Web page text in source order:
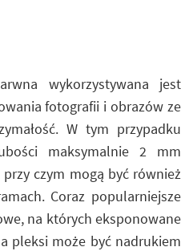
wykorzystywana jest
fotografii i obrazów ze
W tym przypadku
maksymalnie 2 mm
czym mogą być również
Coraz popularniejsze
na których eksponowane
pleksi może być nadrukiem